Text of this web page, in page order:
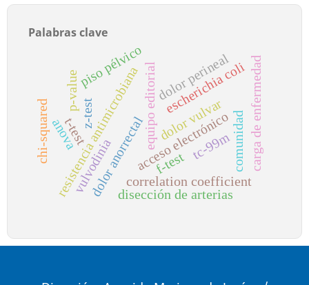
Palabras clave
equipo editorial
acceso electrónicocomunidad
escherichia coli
resistencia antimicrobiana dolor perineal
vulvodinia
dolor vulvar
piso pélvico
dolor anorrectal carga de enfermedad
p-value
z-test
t-test
anova
chi-squared f-test
correlation coefficient
disección de arterias
tc-99m